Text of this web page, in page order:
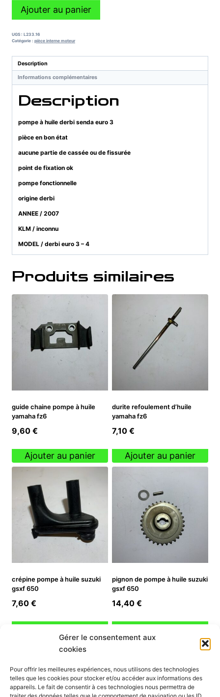
Gérer le consentement aux
cookies
Pour offrir les meilleures expériences, nous utilisons des technologies
telles que les cookies pour stocker et/ou accéder aux informations des
appareils. Le fait de consentir à ces technologies nous permettra de
quantité
à
huile
senda
euro
Ajouter au panier
UGS : L233.16
Catégorie : pièce interne moteur
Description
Informations complémentaires
Description
pompe à huile derbi senda euro 3
pièce en bon état
aucune partie de cassée ou de fissurée
point de fixation ok
pompe fonctionnelle
origine derbi
ANNEE / 2007
KLM / inconnu
MODEL / derbi euro 3 – 4
Produits similaires
guide chaine pompe à huile
yamaha fz6
9,60 €
Ajouter au panier
durite refoulement d’huile
yamaha fz6
7,10 €
Ajouter au panier
crépine pompe à huile suzuki
gsxf 650
7,60 €
pignon de pompe à huile suzuki
gsxf 650
14,40 €
INFORMATION
Mon compte